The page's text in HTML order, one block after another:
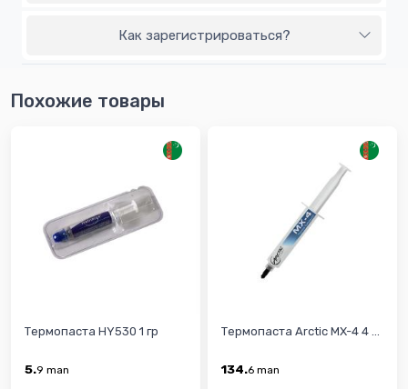
Как зарегистрироваться?
Похожие товары
Термопаста HY530 1 гр
5.9 man
Термопаста Arctic MX-4 4 ...
134.6 man